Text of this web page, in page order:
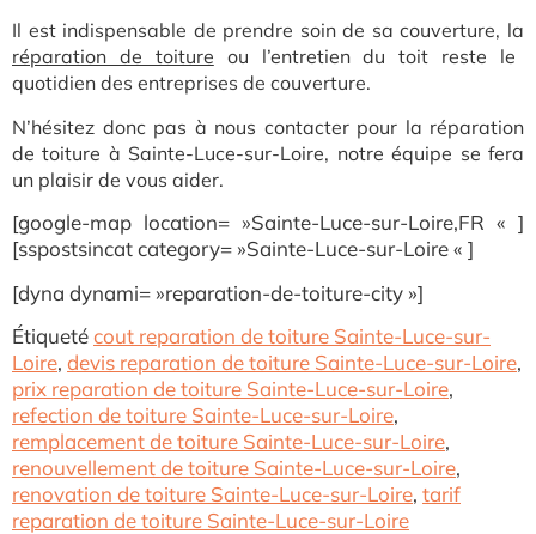
Il est indispensable de prendre soin de sa couverture, la
réparation de toiture ou l’entretien du toit reste le
quotidien des entreprises de couverture.
N’hésitez donc pas à nous contacter pour la réparation
de toiture à Sainte-Luce-sur-Loire, notre équipe se fera
un plaisir de vous aider.
[google-map location= »Sainte-Luce-sur-Loire,FR « ]
[sspostsincat category= »Sainte-Luce-sur-Loire « ]
[dyna dynami= »reparation-de-toiture-city »]
Étiquetécout reparation de toiture Sainte-Luce-sur-
Loire, devis reparation de toiture Sainte-Luce-sur-Loire,
prix reparation de toiture Sainte-Luce-sur-Loire,
refection de toiture Sainte-Luce-sur-Loire,
remplacement de toiture Sainte-Luce-sur-Loire,
renouvellement de toiture Sainte-Luce-sur-Loire,
renovation de toiture Sainte-Luce-sur-Loire, tarif
reparation de toiture Sainte-Luce-sur-Loire